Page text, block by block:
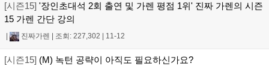
[시즌15] '장인초대석 2회 출연 및 가렌 평점 1위' 진짜 가렌의 시즌
15 가렌 간단 강의
진짜가렌 조회: 227,302 11-12
[시즌15] (M) 녹턴 공략이 아직도 필요하신가요?